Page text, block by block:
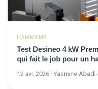
HAMMAMS
Test Desineo 4 kW
qui fait le job pour un
12 avr. 2026 · Yasmine